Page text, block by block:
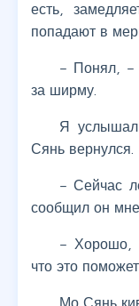
есть,
попадают в
– Понял, –
за ширму.
Я услышал
Сянь вернулся.
– Сейчас
сообщил он мне.
– Хорошо,
что это поможет.
Мо Сянь